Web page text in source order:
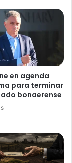
en agenda
para terminar
bonaerense